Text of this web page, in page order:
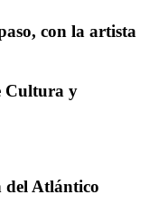
con la artista
Cultura y
del Atlántico